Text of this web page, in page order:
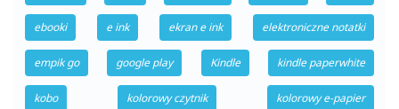
ebooki e ink ekran e ink elektroniczne notatki
empik go google play Kindle kindle paperwhite
kobo kolorowy czytnik kolorowy e-papier